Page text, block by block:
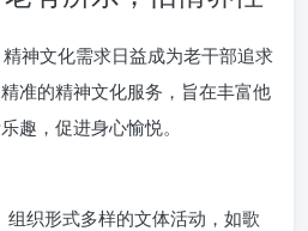
神文化需求日益成为老干部追求
准的精神文化服务，旨在丰富他
趣，促进身心愉悦。
组织形式多样的文体活动，如歌